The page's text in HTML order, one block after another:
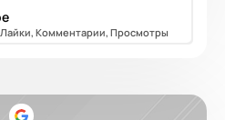
Комментарии, Просмотры